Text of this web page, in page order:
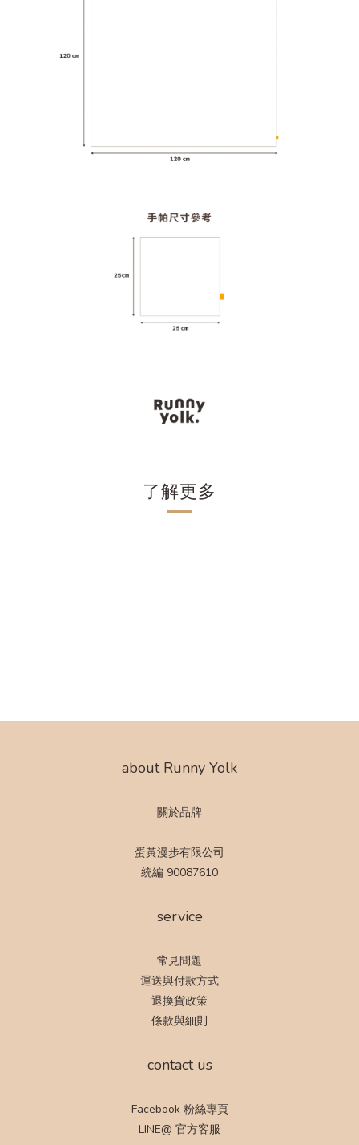
了解更多
about Runny Yolk
關於品牌
蛋黃漫步有限公司
統編 90087610
service
常見問題
運送與付款方式
退換貨政策
條款與細則
contact us
Facebook 粉絲專頁
LINE@ 官方客服